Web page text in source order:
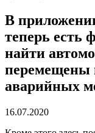
В
теперь есть
найти
перемещены
аварийных
16.07.2020